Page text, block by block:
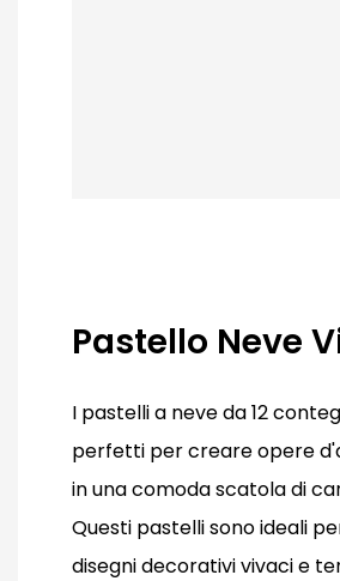
Pastello Neve
I pastelli a neve da 12
perfetti per creare opere
in una comoda scatola di
Questi pastelli sono ideali
disegni decorativi vivaci e